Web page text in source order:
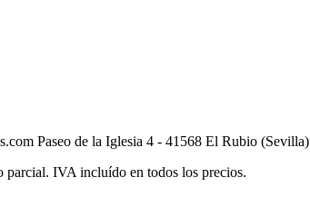
Paseo de la Iglesia 4 - 41568 El Rubio (Sevilla)
parcial. IVA incluído en todos los precios.